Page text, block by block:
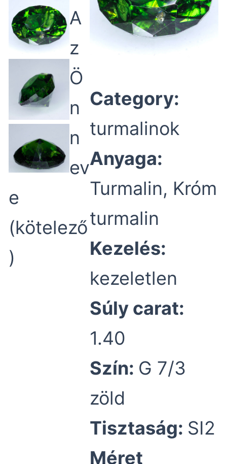
Category:
turmalinok
Anyaga:
Turmalin, Króm
turmalin
Kezelés:
kezeletlen
Súly carat:
1.40
Szín: G 7/3
zöld
Tisztaság: SI2
Méret
A
z
Ö
n
n
ev
e
(kötelező
)